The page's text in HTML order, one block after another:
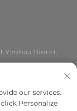
Yinzhou District,
our services.
Personalize